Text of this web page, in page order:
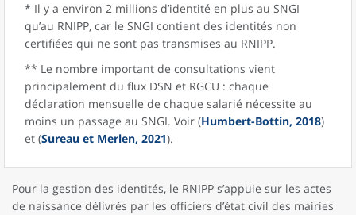
* Il y a environ 2 millions d’identité en plus au SNGI
qu’au RNIPP, car le SNGI contient des identités non
certifiées qui ne sont pas transmises au RNIPP.
** Le nombre important de consultations vient
principalement du flux DSN et RGCU : chaque
déclaration mensuelle de chaque salarié nécessite au
moins un passage au SNGI. Voir (Humbert-Bottin, 2018)
et (Sureau et Merlen, 2021).
Pour la gestion des identités, le RNIPP s’appuie sur les actes
de naissance délivrés par les officiers d’état civil des mairies